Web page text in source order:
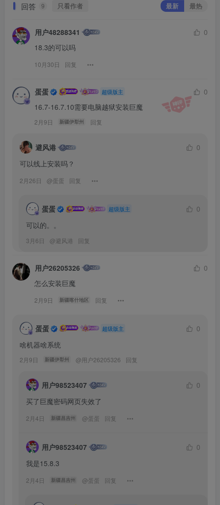
回答 9 只看作者 最新 最热
用户48288341
0
18.3的可以吗
10月30日 回复
蛋蛋 超级版主
0
16.7-16.7.10需要电脑越狱安装巨魔
2月9日 新疆伊犁州 回复
避风港
0
可以线上安装吗？
2月26日 @蛋蛋 回复
蛋蛋 超级版主
0
可以的。。
3月6日 @避风港 回复
用户26205326
0
怎么安装巨魔
2月9日 新疆喀什地区 回复
蛋蛋 超级版主
0
啥机器啥系统
2月9日 新疆伊犁州 @用户26205326 回复
用户98523407
0
买了巨魔密码网页失效了
2月4日 新疆昌吉州 @蛋蛋 回复
用户98523407
0
我是15.8.3
2月4日 新疆昌吉州 @蛋蛋 回复